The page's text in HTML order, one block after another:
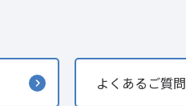
よくあるご質問